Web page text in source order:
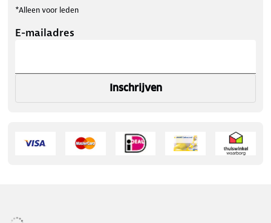
*Alleen voor leden
E-mailadres
Inschrijven